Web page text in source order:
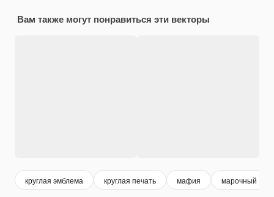
Вам также могут понравиться эти векторы
круглая эмблема круглая печать мафия марочный